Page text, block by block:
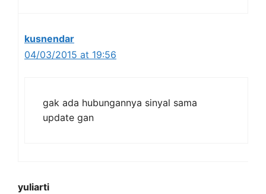
kusnendar
04/03/2015 at 19:56
gak ada hubungannya sinyal sama
update gan
yuliarti